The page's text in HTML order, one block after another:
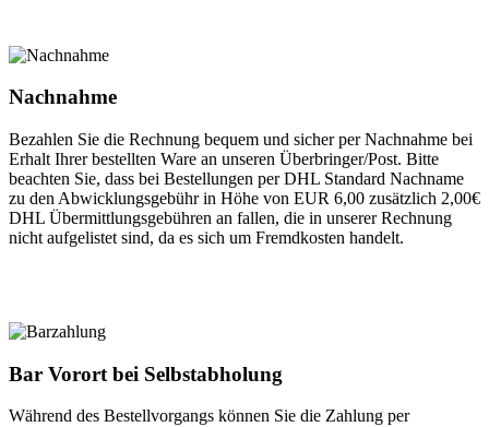
Nachnahme
Bezahlen Sie die Rechnung bequem und sicher per Nachnahme bei
Erhalt Ihrer bestellten Ware an unseren Überbringer/Post. Bitte
beachten Sie, dass bei Bestellungen per DHL Standard Nachname
zu den Abwicklungsgebühr in Höhe von EUR 6,00 zusätzlich 2,00€
DHL Übermittlungsgebühren an fallen, die in unserer Rechnung
nicht aufgelistet sind, da es sich um Fremdkosten handelt.
Bar Vorort bei Selbstabholung
Während des Bestellvorgangs können Sie die Zahlung per